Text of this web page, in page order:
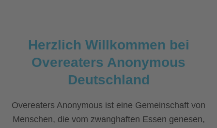
Herzlich Willkommen bei
Overeaters Anonymous
Deutschland
Overeaters Anonymous ist eine Gemeinschaft von
Menschen, die vom zwanghaften Essen genesen,